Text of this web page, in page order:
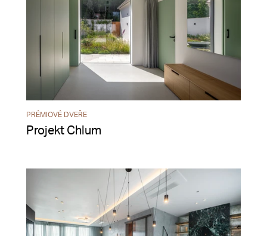
PRÉMIOVÉ DVEŘE
Projekt Chlum